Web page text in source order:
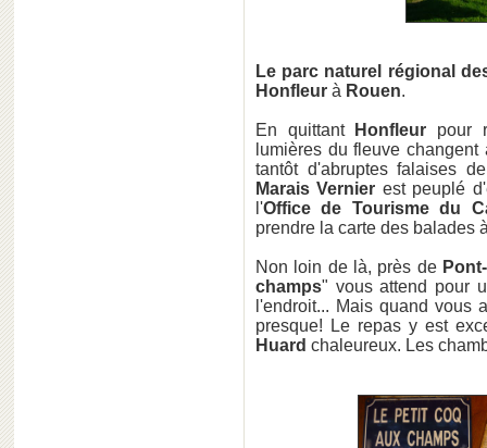
Le parc naturel régional
Honfleur à Rouen.
En quittant Honfleur pour
lumières du fleuve
tantôt d'abruptes falaises
Marais Vernier est peuplé
l'Office de Tourisme du
prendre la carte des balades
Non loin de là, près de
champs" vous attend pour
l'endroit... Mais quand vous
presque! Le repas y est
Huard chaleureux. Les